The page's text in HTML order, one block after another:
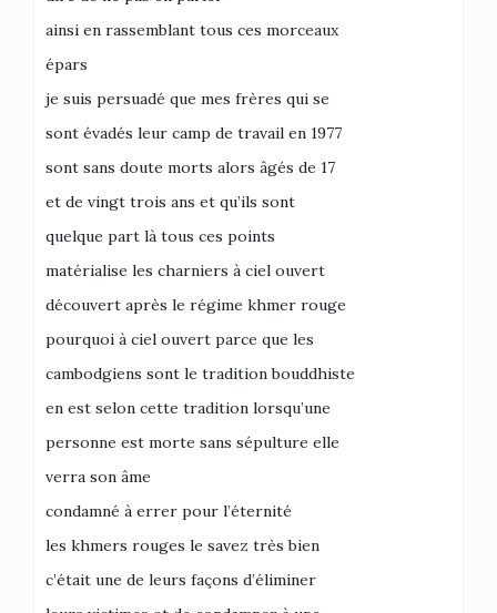
ainsi en rassemblant tous ces morceaux
épars
je suis persuadé que mes frères qui se
sont évadés leur camp de travail en 1977
sont sans doute morts alors âgés de 17
et de vingt trois ans et qu’ils sont
quelque part là tous ces points
matérialise les charniers à ciel ouvert
découvert après le régime khmer rouge
pourquoi à ciel ouvert parce que les
cambodgiens sont le tradition bouddhiste
en est selon cette tradition lorsqu’une
personne est morte sans sépulture elle
verra son âme
condamné à errer pour l’éternité
les khmers rouges le savez très bien
c’était une de leurs façons d’éliminer